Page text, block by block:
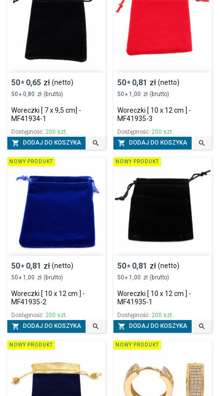
50* 0,65 zł (netto)
50 * 0,80 zł (brutto)
Woreczki [ 7 x 9,5 cm] -
MF41934-1
Dostępność: 200 szt.
 DODAJ DO KOSZYKA 
50* 0,81 zł (netto)
50 * 1,00 zł (brutto)
Woreczki [ 10 x 12 cm ] -
MF41935-3
Dostępność: 200 szt.
 DODAJ DO KOSZYKA 
50* 0,81 zł (netto)
50 * 1,00 zł (brutto)
Woreczki [ 10 x 12 cm ] -
MF41935-2
Dostępność: 200 szt.
 DODAJ DO KOSZYKA 
NOWY PRODUKT
50* 0,81 zł (netto)
50 * 1,00 zł (brutto)
Woreczki [ 10 x 12 cm ] -
MF41935-1
Dostępność: 200 szt.
 DODAJ DO KOSZYKA 
NOWY PRODUKT
NOWY PRODUKT NOWY PRODUKT